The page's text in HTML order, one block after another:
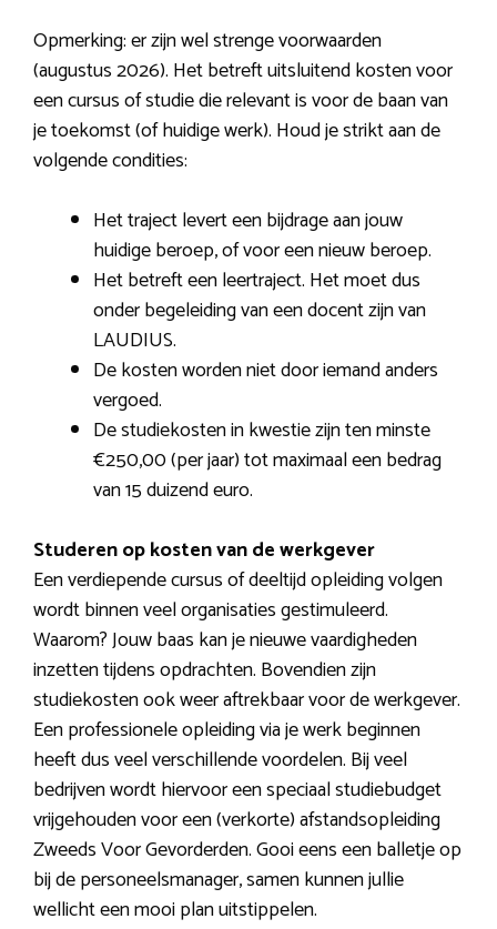
Opmerking: er zijn wel strenge voorwaarden
(augustus 2026). Het betreft uitsluitend kosten voor
een cursus of studie die relevant is voor de baan van
je toekomst (of huidige werk). Houd je strikt aan de
volgende condities:
Het traject levert een bijdrage aan jouw
huidige beroep, of voor een nieuw beroep.
Het betreft een leertraject. Het moet dus
onder begeleiding van een docent zijn van
LAUDIUS.
De kosten worden niet door iemand anders
vergoed.
De studiekosten in kwestie zijn ten minste
€250,00 (per jaar) tot maximaal een bedrag
van 15 duizend euro.
Studeren op kosten van de werkgever
Een verdiepende cursus of deeltijd opleiding volgen
wordt binnen veel organisaties gestimuleerd.
Waarom? Jouw baas kan je nieuwe vaardigheden
inzetten tijdens opdrachten. Bovendien zijn
studiekosten ook weer aftrekbaar voor de werkgever.
Een professionele opleiding via je werk beginnen
heeft dus veel verschillende voordelen. Bij veel
bedrijven wordt hiervoor een speciaal studiebudget
vrijgehouden voor een (verkorte) afstandsopleiding
Zweeds Voor Gevorderden. Gooi eens een balletje op
bij de personeelsmanager, samen kunnen jullie
wellicht een mooi plan uitstippelen.